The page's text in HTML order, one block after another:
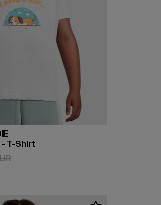
- T-Shirt
EUR
Aktionspreis: 27,99 EUR